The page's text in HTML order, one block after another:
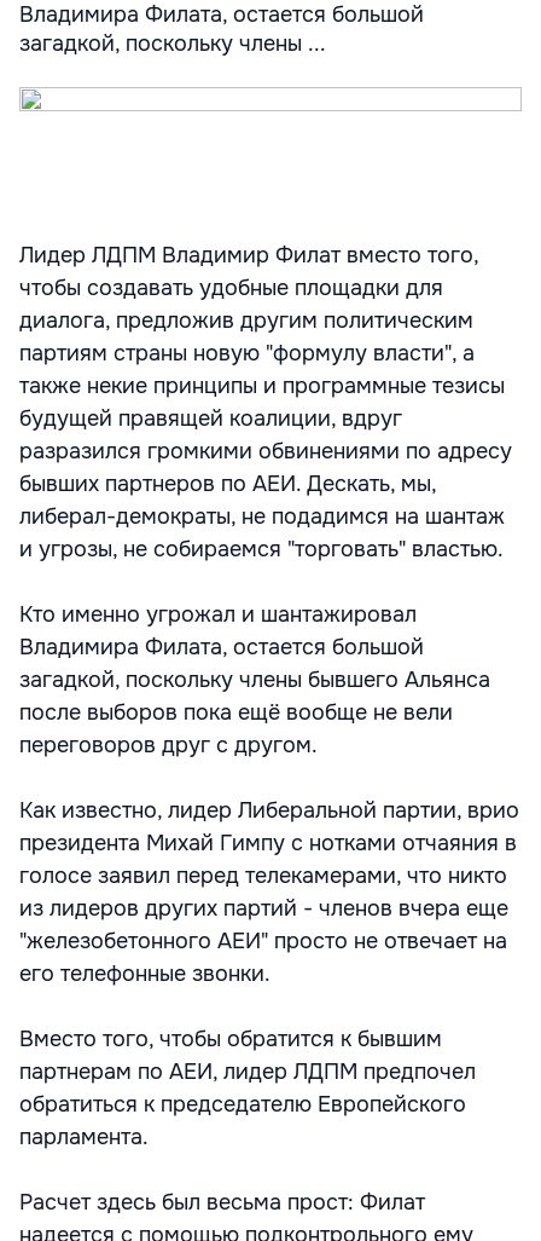
Владимира Филата, остается большой
загадкой, поскольку члены ...
Лидер ЛДПМ Владимир Филат вместо того,
чтобы создавать удобные площадки для
диалога, предложив другим политическим
партиям страны новую "формулу власти", а
также некие принципы и программные тезисы
будущей правящей коалиции, вдруг
разразился громкими обвинениями по адресу
бывших партнеров по АЕИ. Дескать, мы,
либерал-демократы, не подадимся на шантаж
и угрозы, не собираемся "торговать" властью.
Кто именно угрожал и шантажировал
Владимира Филата, остается большой
загадкой, поскольку члены бывшего Альянса
после выборов пока ещё вообще не вели
переговоров друг с другом.
Как известно, лидер Либеральной партии, врио
президента Михай Гимпу с нотками отчаяния в
голосе заявил перед телекамерами, что никто
из лидеров других партий - членов вчера еще
"железобетонного АЕИ" просто не отвечает на
его телефонные звонки.
Вместо того, чтобы обратится к бывшим
партнерам по АЕИ, лидер ЛДПМ предпочел
обратиться к председателю Европейского
парламента.
Расчет здесь был весьма прост: Филат
надеется с помощью подконтрольного ему